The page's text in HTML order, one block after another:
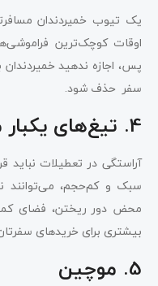
یک تیوب خمیردندان
اوقات کوچک‌ترین
پس، اجازه ندهید
سفر ‌ حذف شود.
4. تیغ‌های یکبار مصرف
آراستگی در تعطیلات نباید
سبک و کم‌حجم، می‌توانند
محض دور ریختن، فضای
بیشتری برای خریدهای
5. موچین